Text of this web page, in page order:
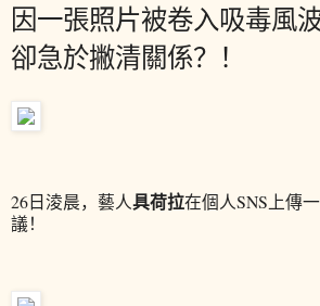
因一張照片被卷入吸毒風
卻急於撇清關係？！
26日淩晨，藝人具荷拉在個人SNS上傳
議！